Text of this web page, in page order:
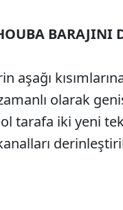
BARAJINI
aşağı
olarak
tarafa iki yeni